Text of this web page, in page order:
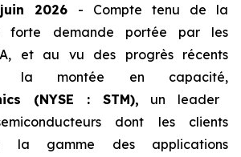
2026 - Compte tenu de la
forte demande portée par les
et au vu des progrès récents
la montée en capacité,
(NYSE : STM), un leader
dont les clients
la gamme des applications